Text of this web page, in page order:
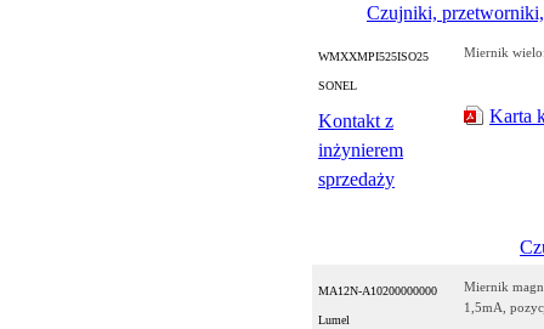
Czujniki,
WMXXMPI525ISO25
SONEL
Kontakt z
inżynierem
sprzedaży
Miernik
Karta
MA12N-A10200000000
Lumel
Miernik
1,5mA,